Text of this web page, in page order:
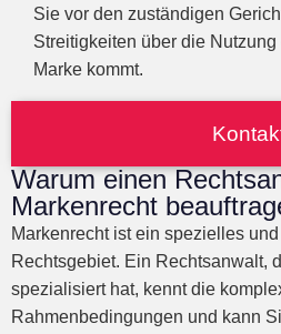
Sie vor den zuständigen
Streitigkeiten über die
Marke kommt.
Warum einen
Markenrecht
Markenrecht ist ein spezielles
Rechtsgebiet. Ein Rechtsanwalt,
spezialisiert hat, kennt die
Rahmenbedingungen und kann